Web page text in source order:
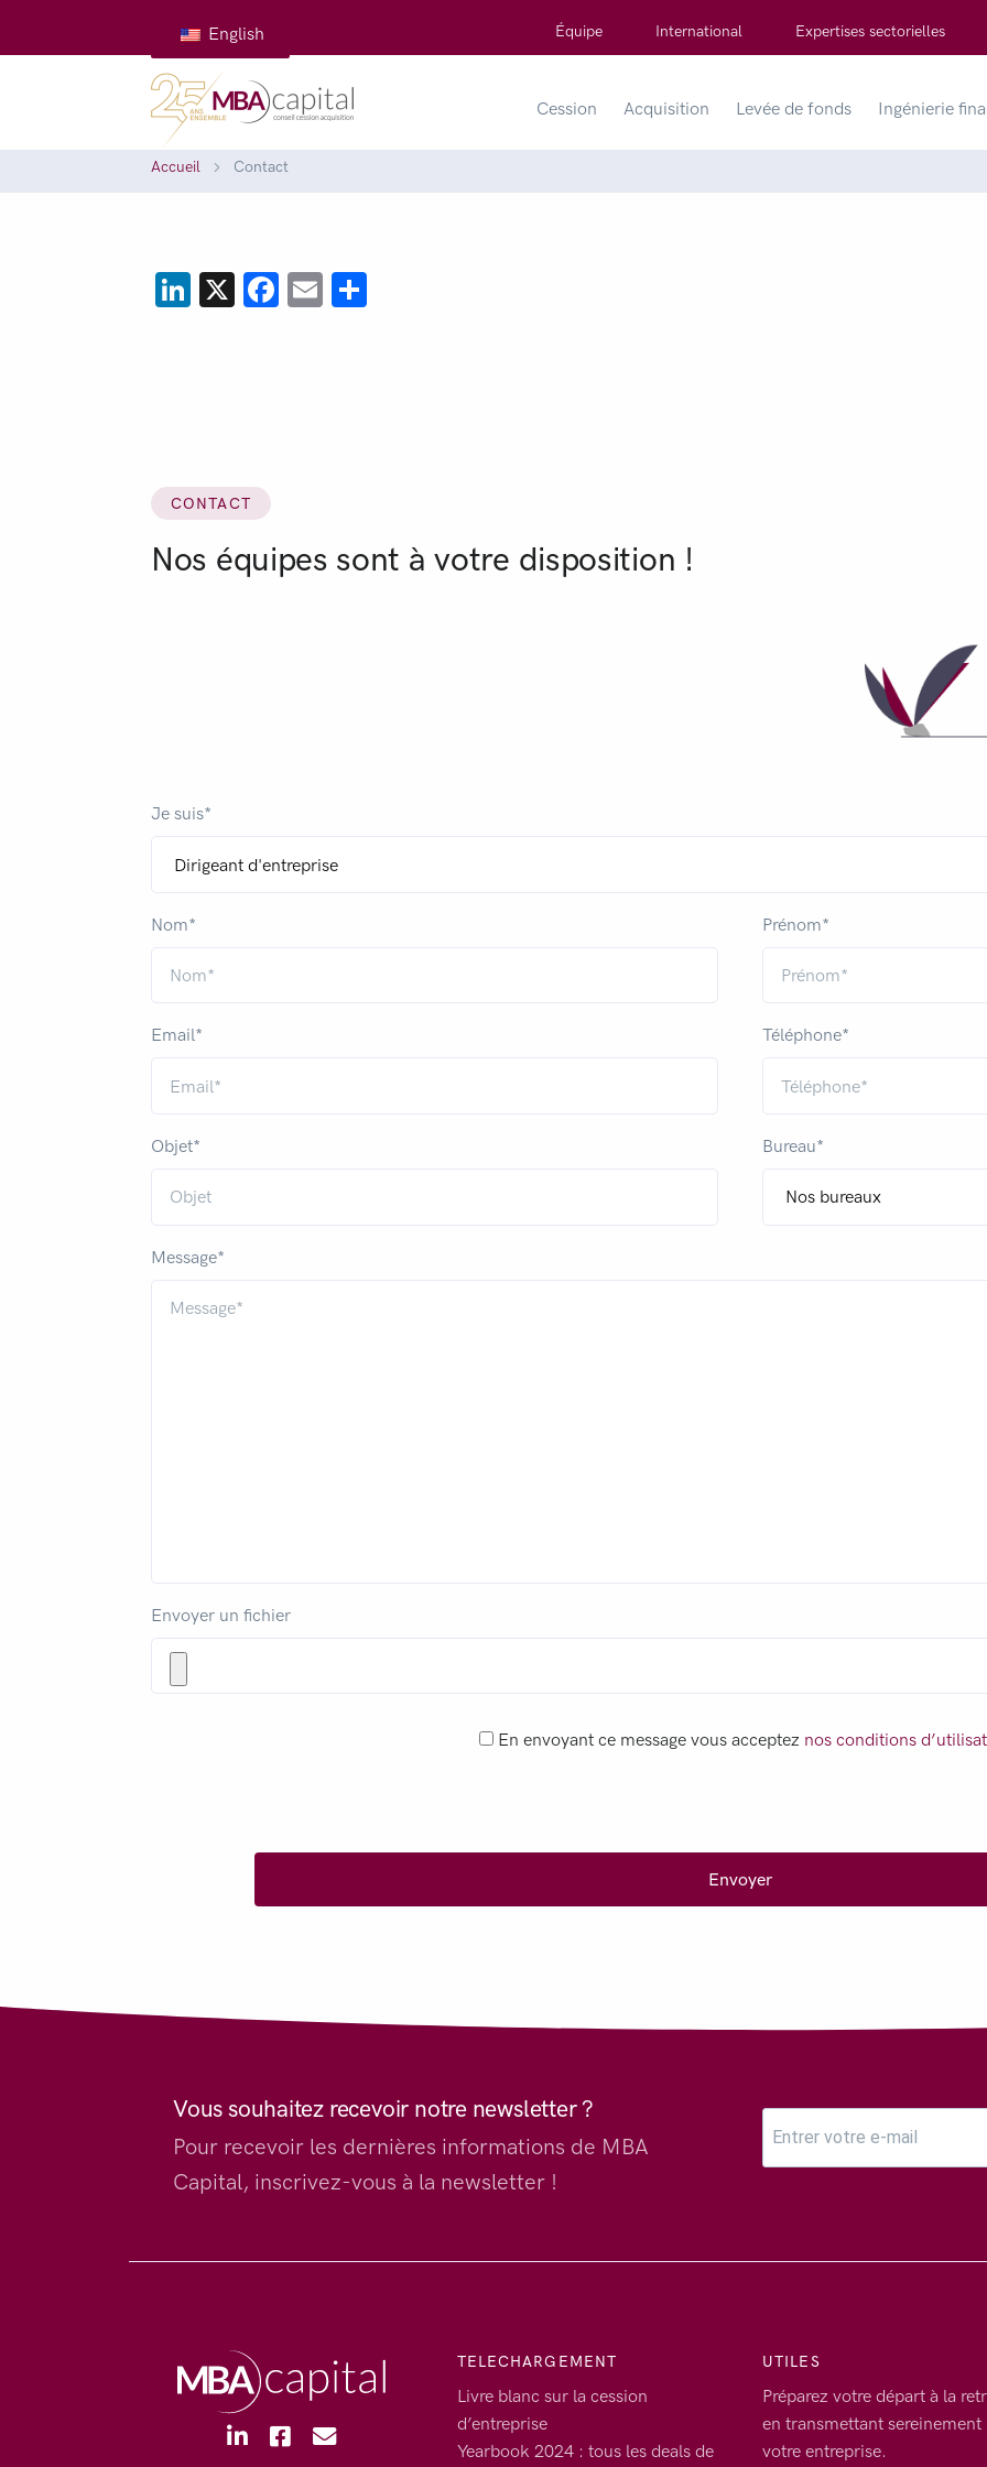
English Équipe International Expertises sectorielles
Cession Acquisition Levée de fonds Ingénierie
Accueil Contact
LinkedIn
X Facebook
Email
CONTACT
Nos équipes sont à votre disposition !
Je suis*
Nom* Prénom*
Email* Téléphone*
Objet* Bureau*
Message*
Envoyer un fichier
En envoyant ce message vous acceptez nos conditions
Vous souhaitez recevoir notre newsletter ?
Pour recevoir les dernières informations de MBA
Capital, inscrivez-vous à la newsletter !
TELECHARGEMENT
Livre blanc sur la cession
d’entreprise
Yearbook 2024 : tous les deals de
UTILES
Préparez votre départ à la
en transmettant sereinement
votre entreprise.